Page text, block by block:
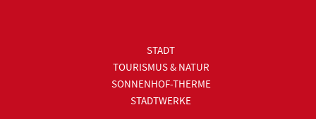
STADT
TOURISMUS & NATUR
SONNENHOF-THERME
STADTWERKE